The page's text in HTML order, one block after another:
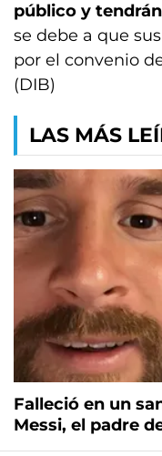
público y
se debe a que
por el convenio
(DIB)
LAS MÁS
Falleció en un
Messi, el padre